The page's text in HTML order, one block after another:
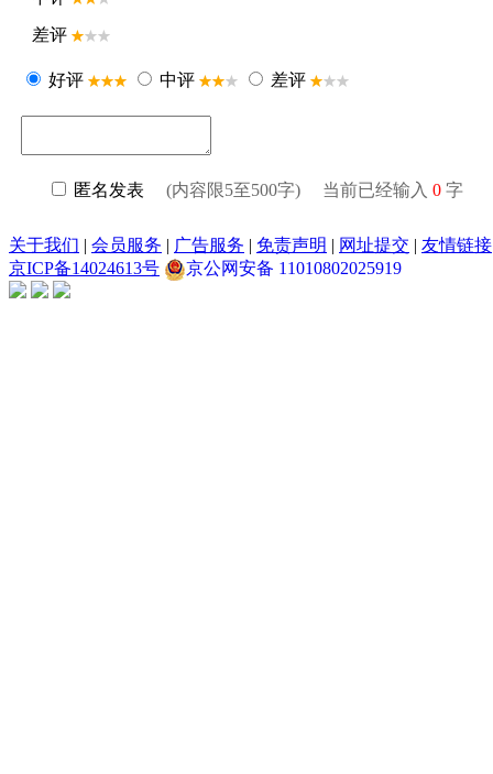
差评
好评 中评 差评
匿名发表 (内容限5至500字) 当前已经输入 0 字
关于我们 | 会员服务 | 广告服务 | 免责声明 | 网址提交 | 友情链接
京ICP备14024613号
京公网安备 11010802025919